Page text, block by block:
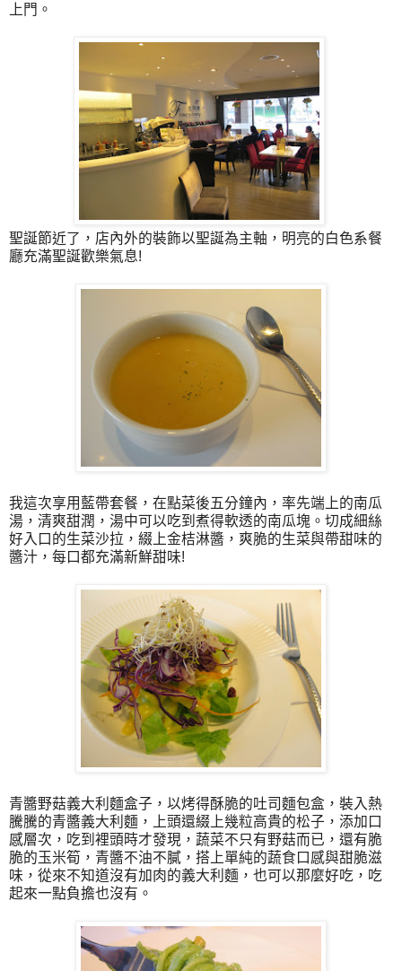
上門。
聖誕節近了，店內外的裝飾以聖誕為主軸，明亮的白色系餐
廳充滿聖誕歡樂氣息!
我這次享用藍帶套餐，在點菜後五分鐘內，率先端上的南瓜
湯，清爽甜潤，湯中可以吃到煮得軟透的南瓜塊。切成細絲
好入口的生菜沙拉，綴 上金桔淋醬，爽脆的生菜與帶甜味的
醬汁，每口都充滿新鮮甜味!
青醬野菇義大利麵盒子，以烤得酥脆的吐司麵包盒，裝入熱
騰騰的青醬義大利麵，上頭還綴上幾粒高貴的松子，添加口
感層次，吃到裡頭時才發現，蔬菜不只有野菇而已，還有脆
脆的玉米筍，青醬不油不膩，搭上單純的蔬食口感與甜脆滋
味，從來不知道沒有加肉的義大利麵，也可以那麼好吃，吃
起來一點負擔也沒有。